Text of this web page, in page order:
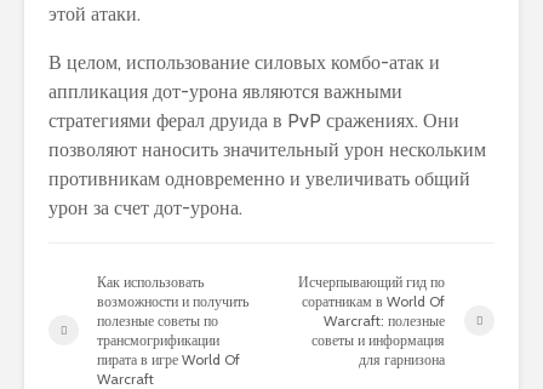
этой атаки.
В целом, использование силовых комбо-атак и
аппликация дот-урона являются важными
стратегиями ферал друида в PvP сражениях. Они
позволяют наносить значительный урон нескольким
противникам одновременно и увеличивать общий
урон за счет дот-урона.
Как использовать
возможности и получить
полезные советы по
трансмогрификации
пирата в игре World Of
Warcraft
Исчерпывающий гид по
соратникам в World Of
Warcraft: полезные
советы и информация
для гарнизона